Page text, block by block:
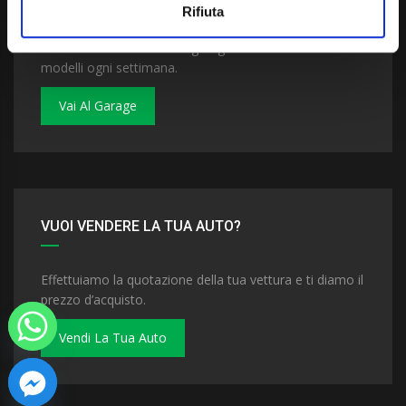
Rifiuta
Dai un'occhiata al nostro garage. Troverai nuovi
modelli ogni settimana.
Vai Al Garage
VUOI VENDERE LA TUA AUTO?
Effettuiamo la quotazione della tua vettura e ti diamo il
prezzo d’acquisto.
Vendi La Tua Auto